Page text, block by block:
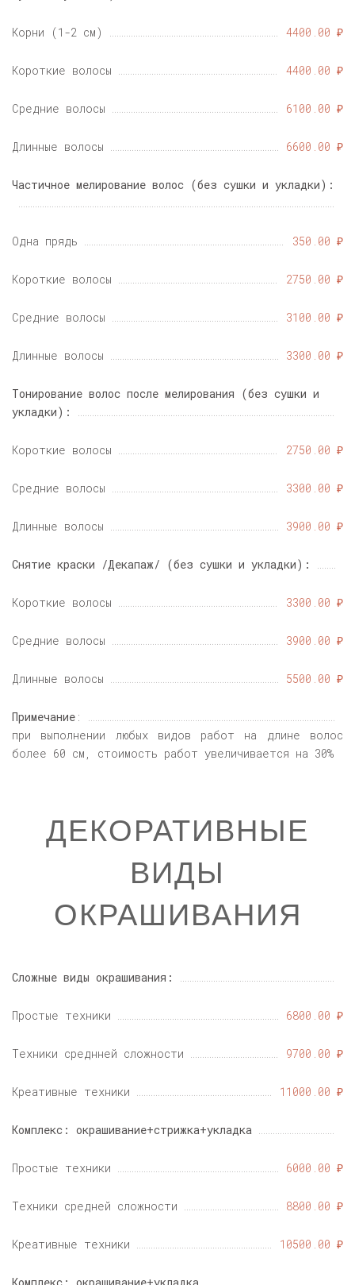
Корни (1-2 см) 4400.00 ₽
Короткие волосы 4400.00 ₽
Средние волосы 6100.00 ₽
Длинные волосы 6600.00 ₽
Частичное мелирование волос (без сушки и укладки):
Одна прядь 350.00 ₽
Короткие волосы 2750.00 ₽
Средние волосы 3100.00 ₽
Длинные волосы 3300.00 ₽
Тонирование волос после мелирования (без сушки и
укладки):
Короткие волосы 2750.00 ₽
Средние волосы 3300.00 ₽
Длинные волосы 3900.00 ₽
Снятие краски /Декапаж/ (без сушки и укладки):
Короткие волосы 3300.00 ₽
Средние волосы 3900.00 ₽
Длинные волосы 5500.00 ₽
Примечание :
при выполнении любых видов работ на длине волос
более 60 см, стоимость работ увеличивается на 30%
ДЕКОРАТИВНЫЕ
ВИДЫ
ОКРАШИВАНИЯ
Сложные виды окрашивания:
Простые техники 6800.00 ₽
Техники среднней сложности 9700.00 ₽
Креативные техники 11000.00 ₽
Комплекс: окрашивание+стрижка+укладка
Простые техники 6000.00 ₽
Техники средней сложности 8800.00 ₽
Креативные техники 10500.00 ₽